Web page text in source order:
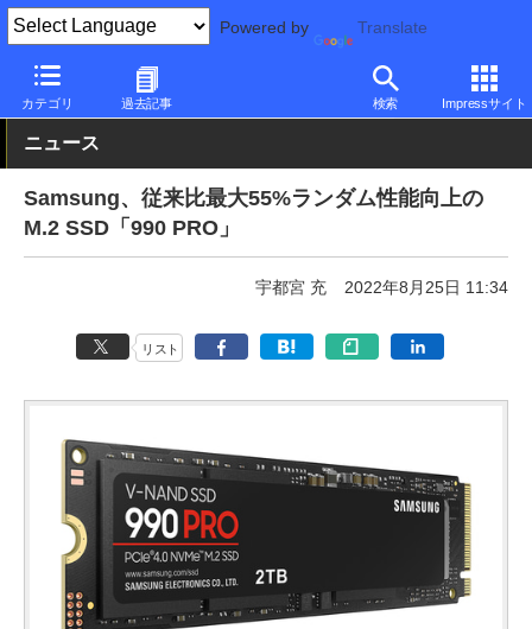
Powered by Translate
カテゴリ 過去記事 検索 Impressサイト
PC Watch 半導体/周辺機器 Samsung
ニュース
Samsung、従来比最大55%ランダム性能向上の
M.2 SSD「990 PRO」
宇都宮 充 2022年8月25日 11:34
リスト